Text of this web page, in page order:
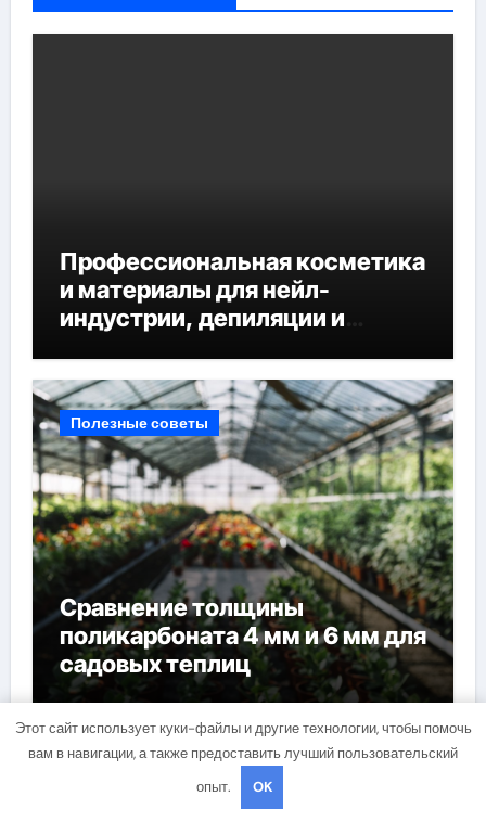
Профессиональная косметика
и материалы для нейл-
индустрии, депиляции и
Полезные советы
Сравнение толщины
поликарбоната 4 мм и 6 мм для
садовых теплиц
Этот сайт использует куки-файлы и другие технологии, чтобы помочь
вам в навигации, а также предоставить лучший пользовательский
опыт.
OK